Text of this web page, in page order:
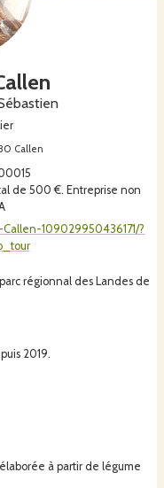
Callen
de 500 €. Entreprise non
109029950436171/?
régionnal des Landes de
2019.
à partir de légume